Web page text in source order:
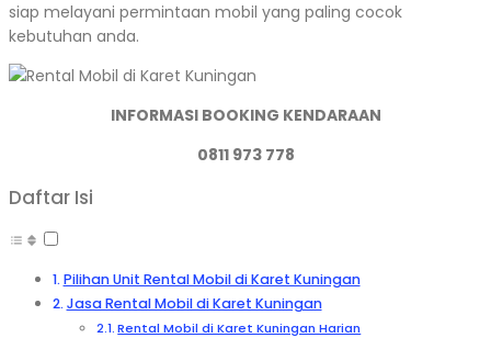
siap melayani permintaan mobil yang paling cocok
kebutuhan anda.
INFORMASI BOOKING KENDARAAN
0811 973 778
Daftar Isi
Pilihan Unit Rental Mobil di Karet Kuningan
Jasa Rental Mobil di Karet Kuningan
Rental Mobil di Karet Kuningan Harian